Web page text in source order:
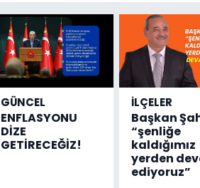
olaylar
GÜNCEL
ENFLASYONU
DİZE
GETİRECEĞİZ!
İLÇELER
Başkan
“şenliğe
kaldığımız
yerden
ediyoruz”